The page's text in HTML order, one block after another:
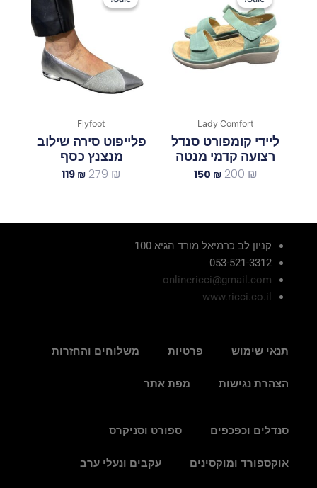
Lady Comfort
ליידי קומפורט סנדל
רצועה קדמי מנטה
200₪
200 ₪.
150 ₪
150 ₪.
Flyfoot
פלייפוט סירה שילוב
מנצנץ כסף
279₪
היה:
279 ₪.
119 ₪
הוא:
119 ₪.
קניון לב כרמיאל מורד הגיא 100
053-521-3312
onlinericci@gmail.com
www.ricci.co.il
תנאי שימוש פרטיות משלוחים והחזרות
הצהרת נגישות מפת אתר
סנדלים וכפכפים ספורט וסניקרס
אוקספורד ומוקסינים עקבים ונעלי ערב